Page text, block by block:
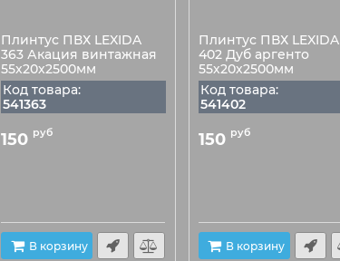
Плинтус ПВХ LEXIDA
363 Акация винтажная
55х20х2500мм
Код товара:
541363
150 руб
В корзину
Плинтус ПВХ LEXIDA
402 Дуб аргенто
55х20х2500мм
Код товара:
541402
150 руб
В корзину